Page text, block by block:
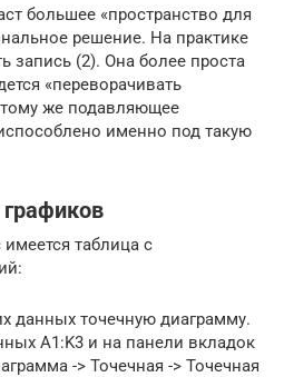
большее «пространство для
решение. На практике
запись (2). Она более проста
«переворачивать
же подавляющее
именно под такую
таблица с
данных точечную диаграмму.
A1:K3 и на панели вкладок
-> Точечная -> Точечная